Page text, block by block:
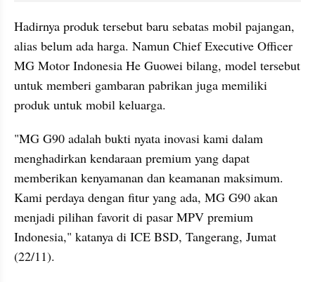
Hadirnya produk tersebut baru sebatas mobil pajangan,
alias belum ada harga. Namun Chief Executive Officer
MG Motor Indonesia He Guowei bilang, model tersebut
untuk memberi gambaran pabrikan juga memiliki
produk untuk mobil keluarga.
"MG G90 adalah bukti nyata inovasi kami dalam
menghadirkan kendaraan premium yang dapat
memberikan kenyamanan dan keamanan maksimum.
Kami perdaya dengan fitur yang ada, MG G90 akan
menjadi pilihan favorit di pasar MPV premium
Indonesia," katanya di ICE BSD, Tangerang, Jumat
(22/11).